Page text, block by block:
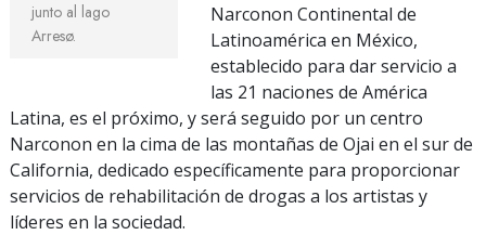
junto al lago
Arresø.
Narconon Continental de
Latinoamérica en México,
establecido para dar servicio a
las 21 naciones de América
Latina, es el próximo, y será seguido por un centro
Narconon en la cima de las montañas de Ojai en el sur de
California, dedicado específicamente para proporcionar
servicios de rehabilitación de drogas a los artistas y
líderes en la sociedad.